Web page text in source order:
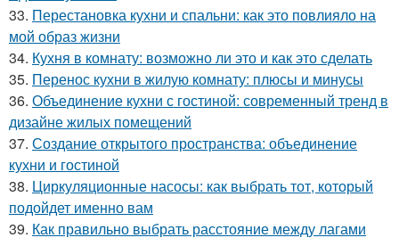
33. Перестановка кухни и спальни: как это повлияло на
мой образ жизни
34. Кухня в комнату: возможно ли это и как это сделать
35. Перенос кухни в жилую комнату: плюсы и минусы
36. Объединение кухни с гостиной: современный тренд в
дизайне жилых помещений
37. Создание открытого пространства: объединение
кухни и гостиной
38. Циркуляционные насосы: как выбрать тот, который
подойдет именно вам
39. Как правильно выбрать расстояние между лагами